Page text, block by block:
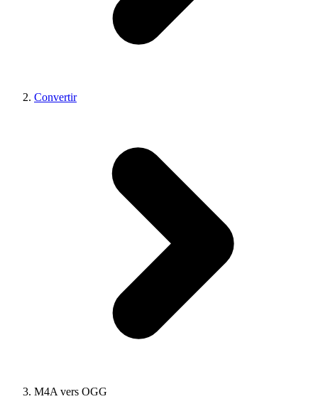
Convertir
M4A vers OGG